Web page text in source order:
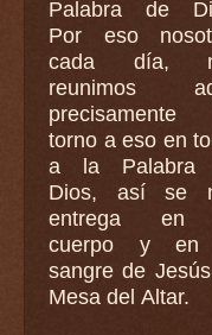
Palabra de
Por eso
cada día,
reunimos
precisamente
torno a eso en
a la Palabra
Dios, así se nos
entrega en
cuerpo y
sangre de
Mesa del Altar.